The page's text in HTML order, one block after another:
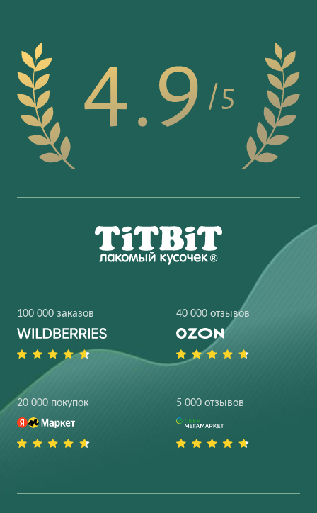
100 000 заказов 40 000 отзывов
20 000 покупок 5 000 отзывов